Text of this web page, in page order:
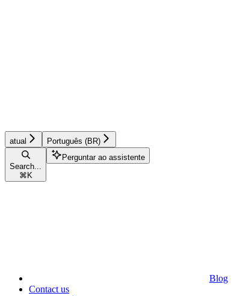
atual Português (BR)
Search...
⌘ K
Perguntar ao assistente
Blog
Contact us